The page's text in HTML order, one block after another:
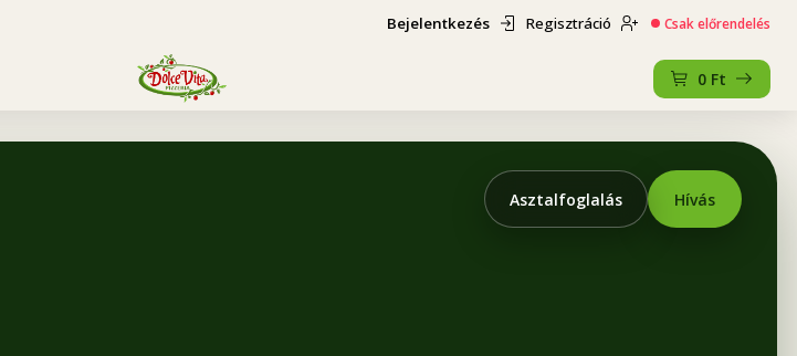
Bejelentkezés Regisztráció Csak előrendelés
0 Ft
Asztalfoglalás Hívás